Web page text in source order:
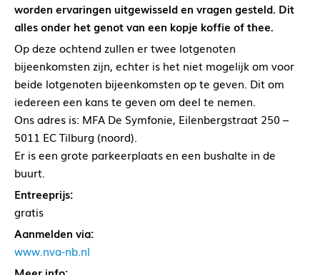
worden ervaringen uitgewisseld en vragen gesteld. Dit
alles onder het genot van een kopje koffie of thee.
Op deze ochtend zullen er twee lotgenoten
bijeenkomsten zijn, echter is het niet mogelijk om voor
beide lotgenoten bijeenkomsten op te geven. Dit om
iedereen een kans te geven om deel te nemen.
Ons adres is: MFA De Symfonie, Eilenbergstraat 250 –
5011 EC Tilburg (noord).
Er is een grote parkeerplaats en een bushalte in de
buurt.
Entreeprijs:
gratis
Aanmelden via:
www.nva-nb.nl